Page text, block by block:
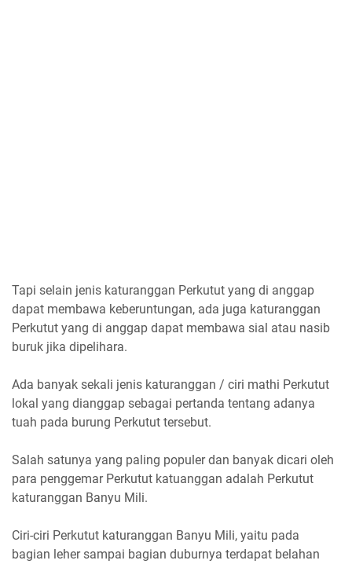
Tapi selain jenis katuranggan Perkutut yang di anggap
dapat membawa keberuntungan, ada juga katuranggan
Perkutut yang di anggap dapat membawa sial atau nasib
buruk jika dipelihara.
Ada banyak sekali jenis katuranggan / ciri mathi Perkutut
lokal yang dianggap sebagai pertanda tentang adanya
tuah pada burung Perkutut tersebut.
Salah satunya yang paling populer dan banyak dicari oleh
para penggemar Perkutut katuanggan adalah Perkutut
katuranggan Banyu Mili.
Ciri-ciri Perkutut katuranggan Banyu Mili, yaitu pada
bagian leher sampai bagian duburnya terdapat belahan